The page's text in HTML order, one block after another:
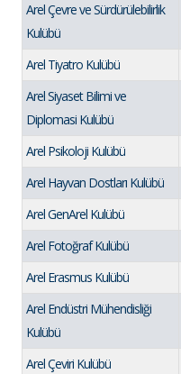
Arel Çevre ve Sürdürülebilirlik
Kulübü
Arel Tiyatro Kulübü
Arel Siyaset Bilimi ve
Diplomasi Kulübü
Arel Psikoloji Kulübü
Arel Hayvan Dostları Kulübü
Arel GenArel Kulübü
Arel Fotoğraf Kulübü
Arel Erasmus Kulübü
Arel Endüstri Mühendisliği
Kulübü
Arel Çeviri Kulübü